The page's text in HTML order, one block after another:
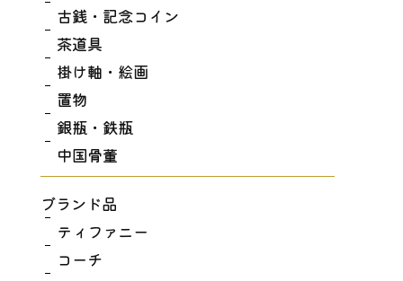
古銭・記念コイン
茶道具
掛け軸・絵画
置物
銀瓶・鉄瓶
中国骨董
ブランド品
ティファニー
コーチ